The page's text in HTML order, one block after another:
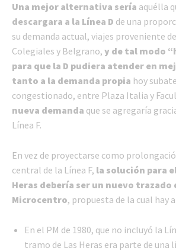
Una mejor alternativa sería aquélla
descargara a la Línea D de una
su demanda actual, viajes proveniente
Colegiales y Belgrano, y de tal modo
para que la D pudiera atender en
tanto a la demanda propia hoy
congestionado, entre Plaza Italia y
nueva demanda que se agregaría
Línea F.
En vez de proyectarse como
central de la Línea F, la solución para
Heras debería ser un nuevo
Microcentro, propuesta de la cual hay
En el PM de 1980, que no incluyó la
tramo de Las Heras era parte de una